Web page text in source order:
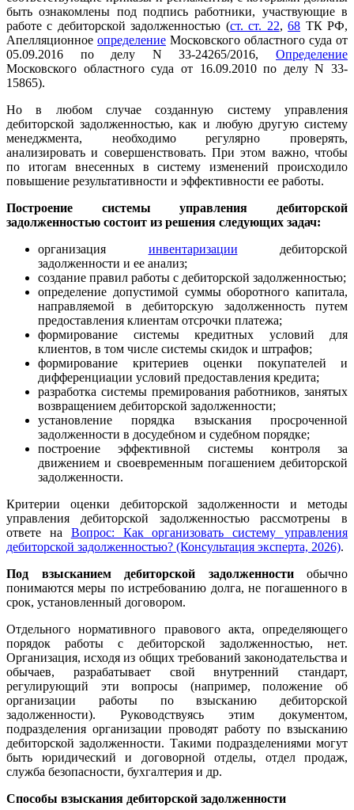
быть ознакомлены под подпись работники, участвующие в
работе с дебиторской задолженностью (ст. ст. 22,68 ТК РФ,
Апелляционное определение Московского областного суда от
05.09.2016 по делу N 33-24265/2016, Определение
Московского областного суда от 16.09.2010 по делу N 33-
15865).
Но в любом случае созданную систему управления
дебиторской задолженностью, как и любую другую систему
менеджмента, необходимо регулярно проверять,
анализировать и совершенствовать. При этом важно, чтобы
по итогам внесенных в систему изменений происходило
повышение результативности и эффективности ее работы.
Построение системы управления дебиторской
задолженностью состоит из решения следующих задач:
организация инвентаризации дебиторской
задолженности и ее анализ;
создание правил работы с дебиторской задолженностью;
определение допустимой суммы оборотного капитала,
направляемой в дебиторскую задолженность путем
предоставления клиентам отсрочки платежа;
формирование системы кредитных условий для
клиентов, в том числе системы скидок и штрафов;
формирование критериев оценки покупателей и
дифференциации условий предоставления кредита;
разработка системы премирования работников, занятых
возвращением дебиторской задолженности;
установление порядка взыскания просроченной
задолженности в досудебном и судебном порядке;
построение эффективной системы контроля за
движением и своевременным погашением дебиторской
задолженности.
Критерии оценки дебиторской задолженности и методы
управления дебиторской задолженностью рассмотрены в
ответе на Вопрос: Как организовать систему управления
дебиторской задолженностью? (Консультация эксперта, 2026).
Под взысканием дебиторской задолженностиобычно
понимаются меры по истребованию долга, не погашенного в
срок, установленный договором.
Отдельного нормативного правового акта, определяющего
порядок работы с дебиторской задолженностью, нет.
Организация, исходя из общих требований законодательства и
обычаев, разрабатывает свой внутренний стандарт,
регулирующий эти вопросы (например, положение об
организации работы по взысканию дебиторской
задолженности). Руководствуясь этим документом,
подразделения организации проводят работу по взысканию
дебиторской задолженности. Такими подразделениями могут
быть юридический и договорной отделы, отдел продаж,
служба безопасности, бухгалтерия и др.
Способы взыскания дебиторской задолженности